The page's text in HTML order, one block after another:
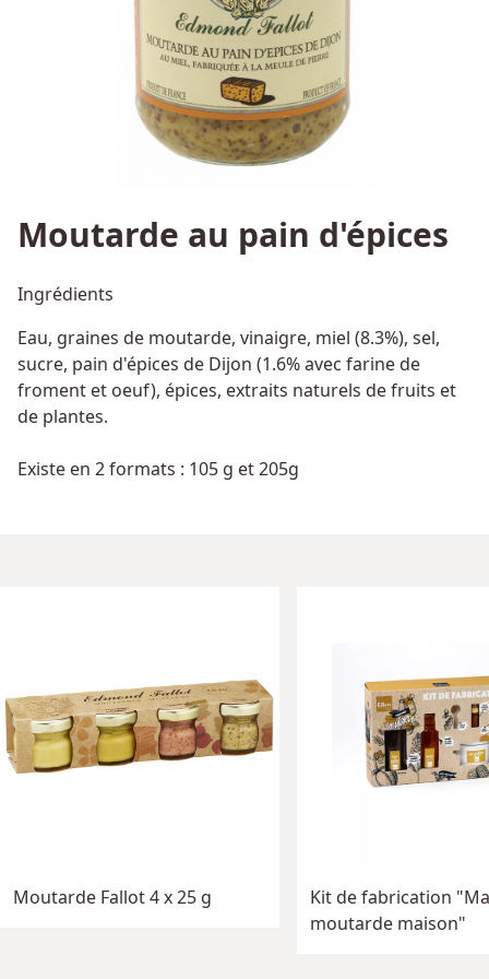
Moutarde au pain d'épices
Ingrédients
Eau, graines de moutarde, vinaigre, miel (8.3%), sel,
sucre, pain d'épices de Dijon (1.6% avec farine de
froment et oeuf), épices, extraits naturels de fruits et
de plantes.
Existe en 2 formats : 105 g et 205g
Moutarde Fallot 4 x 25 g
Kit de fabrication "Ma
moutarde maison"